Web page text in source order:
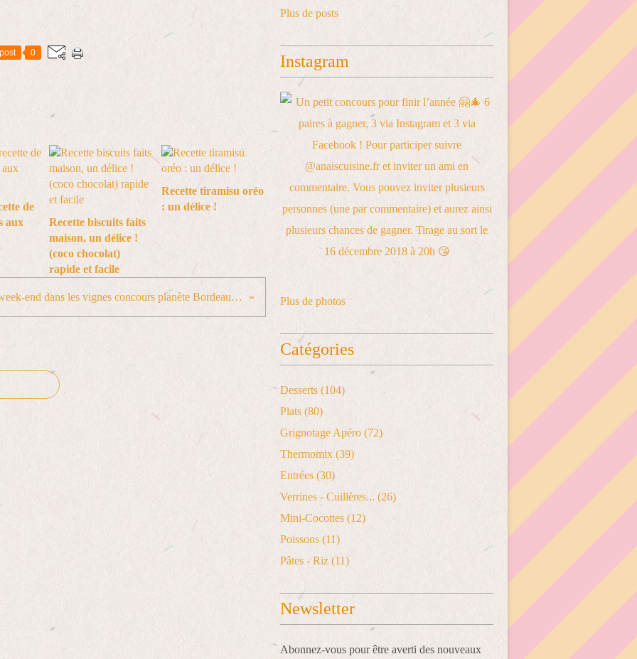
0
de
aux
Recette biscuits faits
maison, un délice !
(coco chocolat)
rapide et facile
Recette tiramisu oréo
: un délice !
Retour week-end dans les vignes concours planète Bordeaux (château le Sèpe)
Plus de posts
Instagram
Plus de photos
Catégories
Desserts (104)
Plats (80)
Grignotage Apéro (72)
Thermomix (39)
Entrées (30)
Verrines - Cuillères... (26)
Mini-Cocottes (12)
Poissons (11)
Pâtes - Riz (11)
Newsletter
Abonnez-vous pour être averti des nouveaux